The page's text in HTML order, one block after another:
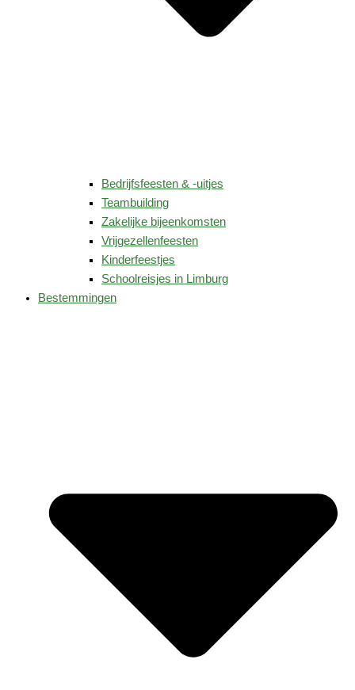
Bedrijfsfeesten & -uitjes
Teambuilding
Zakelijke bijeenkomsten
Vrijgezellenfeesten
Kinderfeestjes
Schoolreisjes in Limburg
Bestemmingen